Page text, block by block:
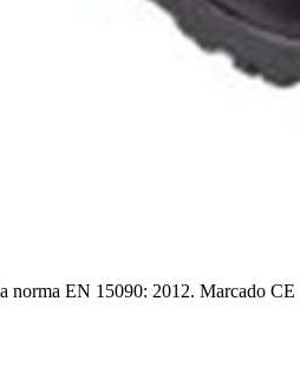
norma EN 15090: 2012. Marcado CE